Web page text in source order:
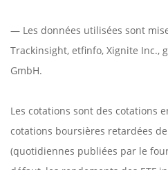
— Les données utilisées sont
Trackinsight, etfinfo, Xignite Inc.,
GmbH.
Les cotations sont des cotations
cotations boursières retardées
(quotidiennes publiées par le